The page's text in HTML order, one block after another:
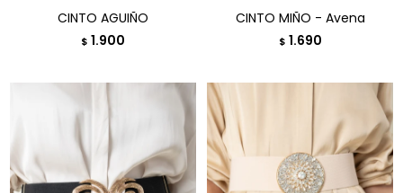
CINTO AGUIÑO
$ 1.900
CINTO MIÑO - Avena
$ 1.690